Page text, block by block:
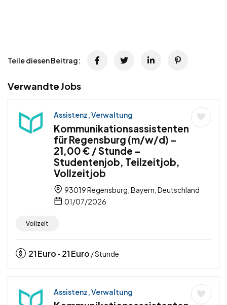
Teile diesen Beitrag:
Verwandte Jobs
Assistenz, Verwaltung
Kommunikationsassistenten
für Regensburg (m/w/d) –
21,00 € / Stunde –
Studentenjob, Teilzeitjob,
Vollzeitjob
93019 Regensburg, Bayern, Deutschland
01/07/2026
Vollzeit
21Euro - 21Euro / Stunde
Assistenz, Verwaltung